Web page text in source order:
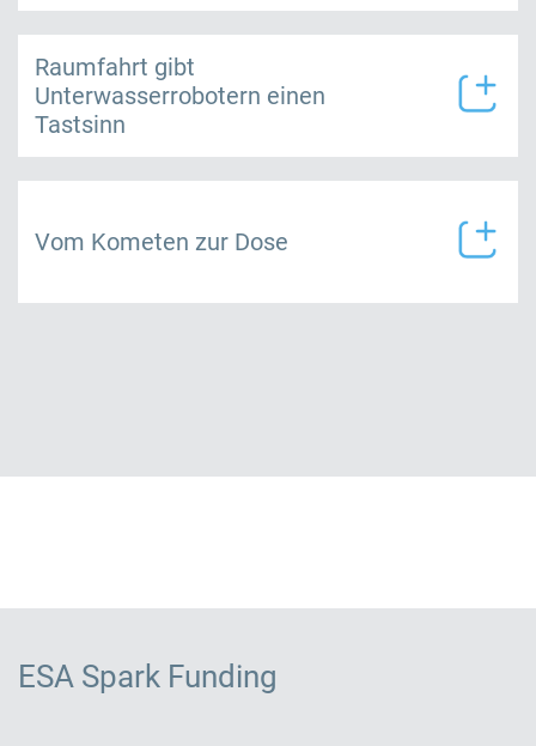
Raumfahrt gibt
Unterwasserrobotern einen
Tastsinn
Vom Kometen zur Dose
ESA Spark Funding